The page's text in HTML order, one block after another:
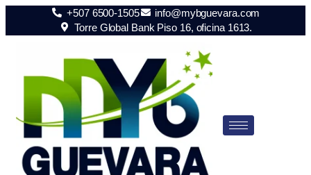
+507 6500-1505
info@mybguevara.com
Torre Global Bank Piso 16, oficina 1613.